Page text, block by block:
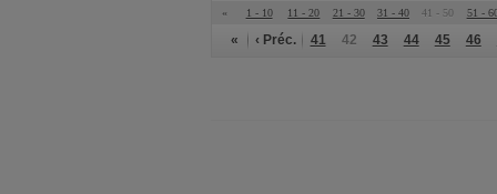
« 1 - 10 11 - 20 21 - 30 31 - 40 41 - 50 51 -
« ‹ Préc. 41 42 43 44 45 46